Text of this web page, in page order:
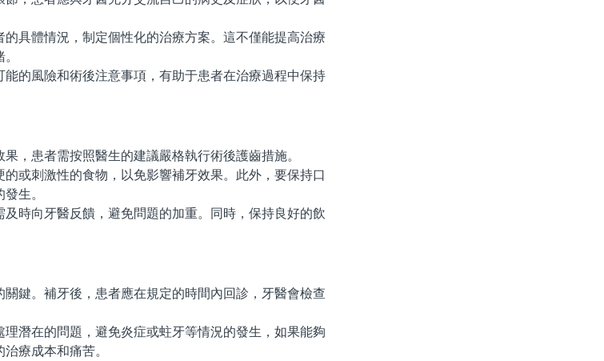
體情況，制定個性化的治療方案。這不僅能提高治療
風險和術後注意事項，有助于患者在治療過程中保持
患者需按照醫生的建議嚴格執行術後護齒措施。
刺激性的食物，以免影響補牙效果。此外，要保持口
生。
向牙醫反饋，避免問題的加重。同時，保持良好的飲
。補牙後，患者應在規定的時間內回診，牙醫會檢查
在的問題，避免炎症或蛀牙等情況的發生，如果能夠
療成本和痛苦。